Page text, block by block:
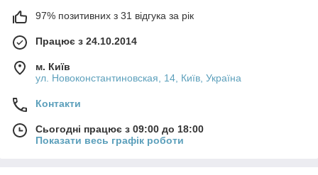
97% позитивних з 31 відгука за рік
Працює з 24.10.2014
м. Київ
ул. Новоконстантиновская, 14, Київ, Україна
Контакти
Сьогодні працює з 09:00 до 18:00
Показати весь графік роботи